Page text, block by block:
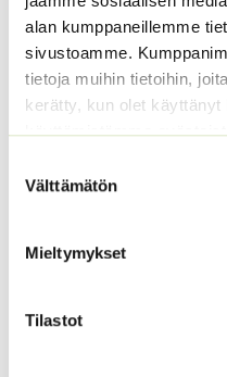
alan kumppaneillemme
sivustoamme.
tietoja muihin tietoihin,
kerätty, kun olet käyttänyt
käyttämistämme
valinta
Välttämätön
Mieltymykset
Tilastot
-
22,50 €
Alppiasteri Sekoitus